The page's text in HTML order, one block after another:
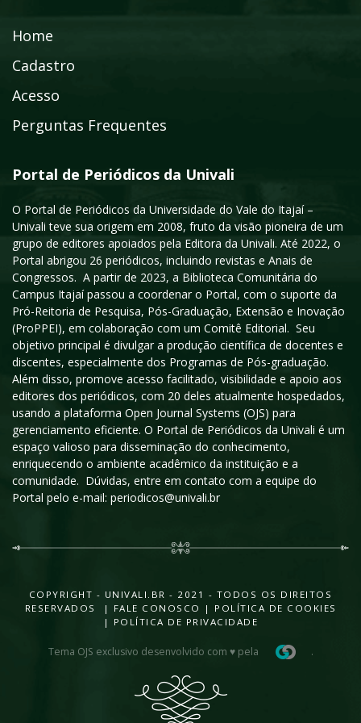
Home
Cadastro
Acesso
Perguntas Frequentes
Portal de Periódicos da Univali
O Portal de Periódicos da Universidade do Vale do Itajaí –
Univali teve sua origem em 2008, fruto da visão pioneira de um
grupo de editores apoiados pela Editora da Univali. Até 2022, o
Portal abrigou 26 periódicos, incluindo revistas e Anais de
Congressos. A partir de 2023, a Biblioteca Comunitária do
Campus Itajaí passou a coordenar o Portal, com o suporte da
Pró-Reitoria de Pesquisa, Pós-Graduação, Extensão e Inovação
(ProPPEI), em colaboração com um Comitê Editorial. Seu
objetivo principal é divulgar a produção científica de docentes e
discentes, especialmente dos Programas de Pós-graduação.
Além disso, promove acesso facilitado, visibilidade e apoio aos
editores dos periódicos, com 20 deles atualmente hospedados,
usando a plataforma Open Journal Systems (OJS) para
gerenciamento eficiente. O Portal de Periódicos da Univali é um
espaço valioso para disseminação do conhecimento,
enriquecendo o ambiente acadêmico da instituição e a
comunidade. Dúvidas, entre em contato com a equipe do
Portal pelo e-mail: periodicos@univali.br
COPYRIGHT - UNIVALI.BR - 2021 - TODOS OS DIREITOS
RESERVADOS |
FALE CONOSCO | POLÍTICA DE COOKIES
| POLÍTICA DE PRIVACIDADE
Tema OJS exclusivo desenvolvido com ♥ pela .